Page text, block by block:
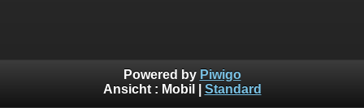
Powered by Piwigo
Ansicht : Mobil Standard